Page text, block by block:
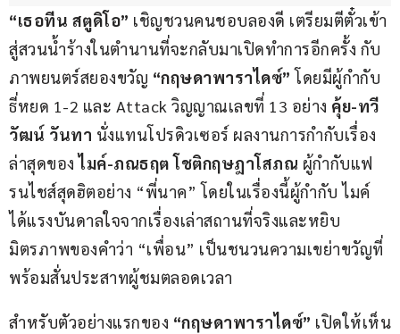
“เธอทีน สตูดิโอ” เชิญชวนคนชอบลองดี เตรียมตีตั๋วเข้า
สู่สวนน้ำร้างในตำนานที่จะกลับมาเปิดทำการอีกครั้ง กับ
ภาพยนตร์สยองขวัญ “กฤษดาพาราไดซ์” โดยมีผู้กำกับ
ธี่หยด 1-2 และ Attack วิญญาณเลขที่ 13 อย่าง คุ้ย-ทวี
วัฒน์ วันทา นั่งแทนโปรดิวเซอร์ ผลงานการกำกับเรื่อง
ล่าสุดของ ไมค์-ภณธฤต โชติกฤษฎาโสภณ ผู้กำกับแฟ
รนไชส์สุดฮิตอย่าง “พี่นาค” โดยในเรื่องนี้ผู้กำกับ ไมค์
ได้แรงบันดาลใจจากเรื่องเล่าสถานที่จริงและหยิบ
มิตรภาพของคำว่า “เพื่อน” เป็นชนวนความเขย่าขวัญที่
พร้อมสั่นประสาทผู้ชมตลอดเวลา
สำหรับตัวอย่างแรกของ “กฤษดาพาราไดซ์” เปิดให้เห็น